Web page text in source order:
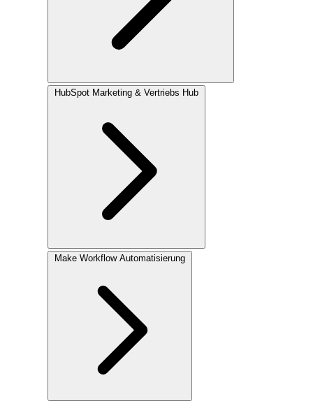
HubSpot Marketing & Vertriebs Hub
Make Workflow Automatisierung